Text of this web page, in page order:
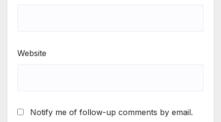
Website
Notify me of follow-up comments by email.